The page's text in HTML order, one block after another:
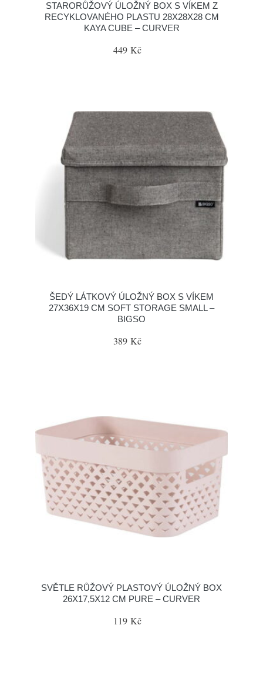
STARORŮŽOVÝ ÚLOŽNÝ BOX S VÍKEM Z
RECYKLOVANÉHO PLASTU 28X28X28 CM
KAYA CUBE – CURVER
449 Kč
ŠEDÝ LÁTKOVÝ ÚLOŽNÝ BOX S VÍKEM
27X36X19 CM SOFT STORAGE SMALL –
BIGSO
389 Kč
SVĚTLE RŮŽOVÝ PLASTOVÝ ÚLOŽNÝ BOX
26X17,5X12 CM PURE – CURVER
119 Kč